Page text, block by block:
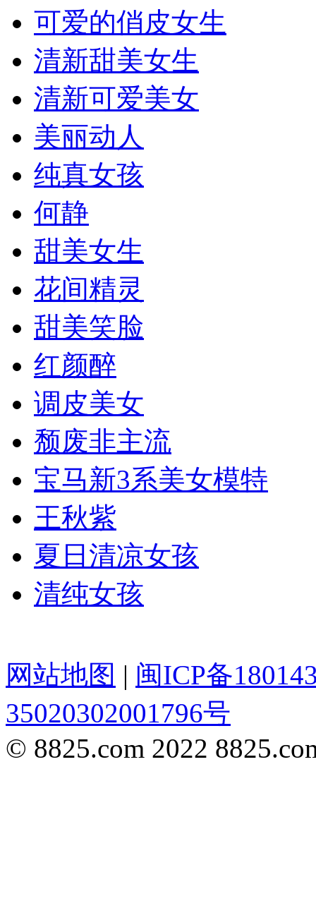
可爱的俏皮女生
清新甜美女生
清新可爱美女
美丽动人
纯真女孩
何静
甜美女生
花间精灵
甜美笑脸
红颜醉
调皮美女
颓废非主流
宝马新3系美女模特
王秋紫
夏日清凉女孩
清纯女孩
网站地图 | 闽ICP备
35020302001796号
© 8825.com 2022